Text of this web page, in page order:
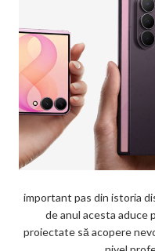
important pas din istoria
de anul acesta aduce
proiectate să acopere